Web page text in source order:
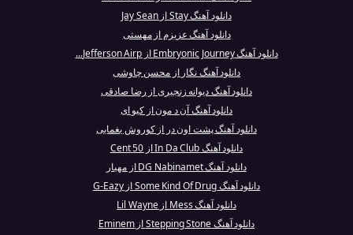
دانلود آهنگ Stay از Jay Sean
دانلود آهنگ عزیزم از مهستی
دانلود آهنگ Embryonic Journey از Jefferson Airp...
دانلود آهنگ نگار از محسن چاوشی
دانلود آهنگ دیوانه زنجیری از رضا صادقی
دانلود آهنگ آن د مون از کیو ای
دانلود آهنگ پشت اون در از کوروش یغمایی
دانلود آهنگ In Da Club از 50 Cent
دانلود آهنگ DG Nabinamet از مهیار
دانلود آهنگ Some Kind Of Drug از G-Eazy
دانلود آهنگ Mess از Lil Wayne
دانلود آهنگ Stepping Stone از Eminem